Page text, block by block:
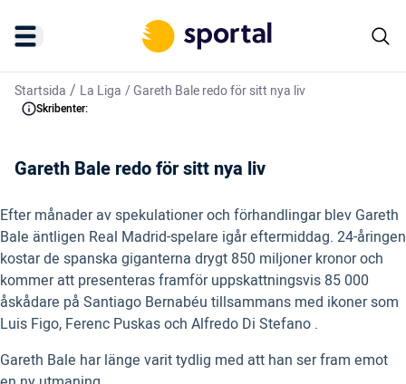
Startsida / La Liga /Gareth Bale redo för sitt nya liv
Skribenter:
Gareth Bale redo för sitt nya liv
Efter månader av spekulationer och förhandlingar blev Gareth
Bale äntligen Real Madrid-spelare igår eftermiddag. 24-åringen
kostar de spanska giganterna drygt 850 miljoner kronor och
kommer att presenteras framför uppskattningsvis 85 000
åskådare på Santiago Bernabéu tillsammans med ikoner som
Luis Figo, Ferenc Puskas och Alfredo Di Stefano .
Gareth Bale har länge varit tydlig med att han ser fram emot